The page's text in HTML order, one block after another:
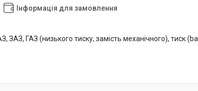
Інформація для замовлення
ЗАЗ, ГАЗ (низького тиску, замість механічного), тиск